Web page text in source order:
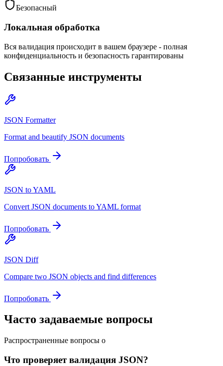
Безопасный
Локальная обработка
Вся валидация происходит в вашем браузере - полная
конфиденциальность и безопасность гарантированы
Связанные инструменты
JSON Formatter
Format and beautify JSON documents
Попробовать
JSON to YAML
Convert JSON documents to YAML format
Попробовать
JSON Diff
Compare two JSON objects and find differences
Попробовать
Часто задаваемые вопросы
Распространенные вопросы о
Что проверяет валидация JSON?